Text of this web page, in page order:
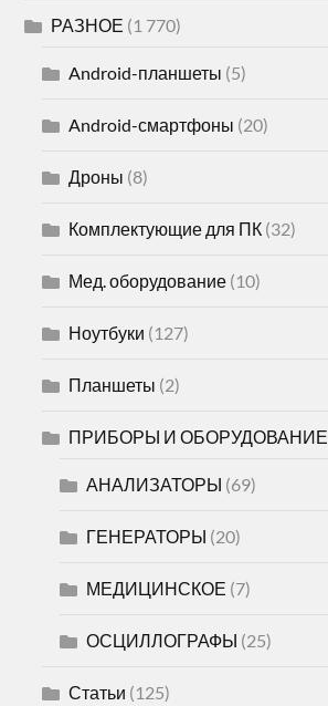
РАЗНОЕ (1 770)
Android-планшеты (5)
Android-смартфоны (20)
Дроны (8)
Комплектующие для ПК (32)
Мед. оборудование (10)
Ноутбуки (127)
Планшеты (2)
ПРИБОРЫ И ОБОРУДОВАНИЕ
АНАЛИЗАТОРЫ (69)
ГЕНЕРАТОРЫ (20)
МЕДИЦИНСКОЕ (7)
ОСЦИЛЛОГРАФЫ (25)
Статьи (125)